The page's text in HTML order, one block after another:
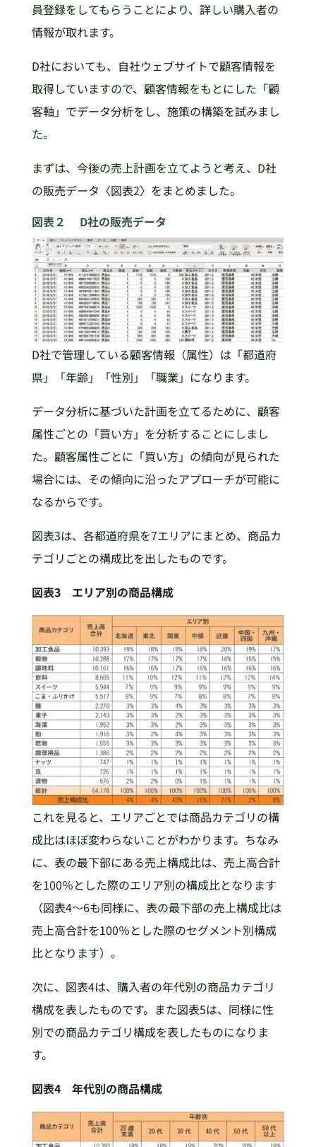
員登録をしてもらうことにより、詳しい購入者の
情報が取れます。
D社においても、自社ウェブサイトで顧客情報を
取得していますので、顧客情報をもとにした「顧
客軸」でデータ分析をし、施策の構築を試みまし
た。
まずは、今後の売上計画を立てようと考え、D社
の販売データ〈図表2〉をまとめました。
図表２ D社の販売データ
D社で管理している顧客情報（属性）は「都道府
県」「年齢」「性別」「職業」になります。
データ分析に基づいた計画を立てるために、顧客
属性ごとの「買い方」を分析することにしまし
た。顧客属性ごとに「買い方」の傾向が見られた
場合には、その傾向に沿ったアプローチが可能に
なるからです。
図表3は、各都道府県を7エリアにまとめ、商品カ
テゴリごとの構成比を出したものです。
図表3 エリア別の商品構成
これを見ると、エリアごとでは商品カテゴリの構
成比はほぼ変わらないことがわかります。ちなみ
に、表の最下部にある売上構成比は、売上高合計
を100％とした際のエリア別の構成比となります
（図表4～6も同様に、表の最下部の売上構成比は
売上高合計を100％とした際のセグメント別構成
比となります）。
次に、図表4は、購入者の年代別の商品カテゴリ
構成を表したものです。また図表5は、同様に性
別での商品カテゴリ構成を表したものになりま
す。
図表4 年代別の商品構成